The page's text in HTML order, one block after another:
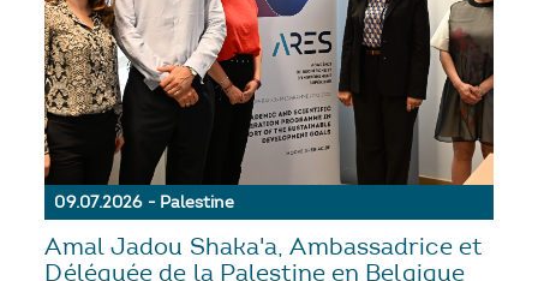
09.07.2026 - Palestine
Amal Jadou Shaka'a, Ambassadrice et
Déléguée de la Palestine en Belgique